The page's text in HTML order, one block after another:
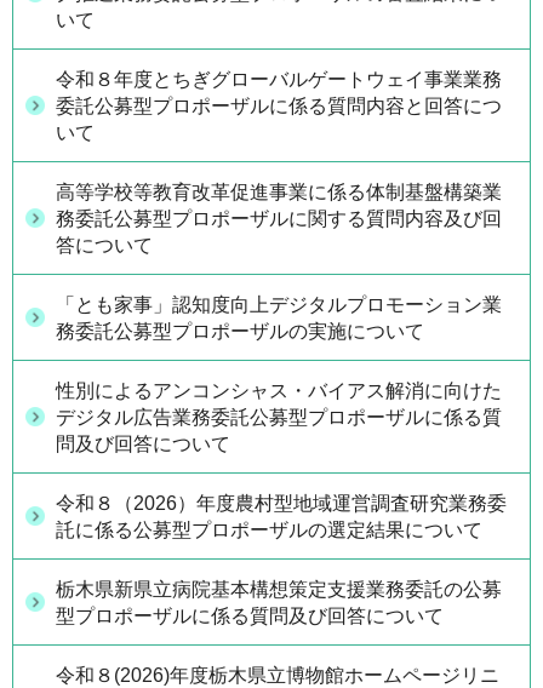
いて
令和８年度とちぎグローバルゲートウェイ事業業務
委託公募型プロポーザルに係る質問内容と回答につ
いて
高等学校等教育改革促進事業に係る体制基盤構築業
務委託公募型プロポーザルに関する質問内容及び回
答について
「とも家事」認知度向上デジタルプロモーション業
務委託公募型プロポーザルの実施について
性別によるアンコンシャス・バイアス解消に向けた
デジタル広告業務委託公募型プロポーザルに係る質
問及び回答について
令和８（2026）年度農村型地域運営調査研究業務委
託に係る公募型プロポーザルの選定結果について
栃木県新県立病院基本構想策定支援業務委託の公募
型プロポーザルに係る質問及び回答について
令和８(2026)年度栃木県立博物館ホームページリニ